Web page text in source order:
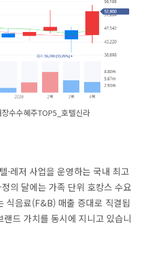
수수혜주TOP5_호텔신라
·레저 사업을 운영하는 국내 최고
의 달에는 가족 단위 호캉스 수요
식음료(F&B) 매출 증대로 직결됩
드 가치를 동시에 지니고 있습니